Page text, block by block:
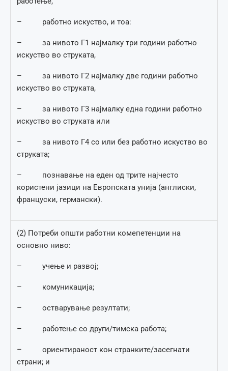
– работно искуство, и тоа:
– за нивото Г1 најмалку три години работно
искуство во струката,
– за нивото Г2 најмалку две години работно
искуство во струката,
– за нивото Г3 најмалку една години работно
искуство во струката или
– за нивото Г4 со или без работно искуство во
струката;
– познавање на еден од трите најчесто
користени јазици на Европската унија (англиски,
француски, германски).
(2) Потреби општи работни комепетенции на
основно ниво:
– учење и развој;
– комуникација;
– остварување резултати;
– работење со други/тимска работа;
– ориентираност кон странките/засегнати
страни; и